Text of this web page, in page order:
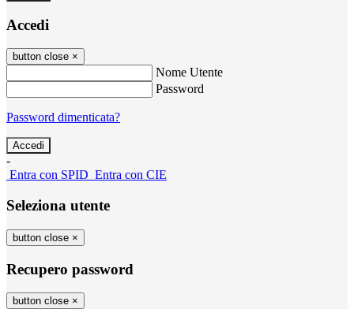
Accedi
button close ×
Nome Utente
Password
Password dimenticata?
-
Entra con SPID Entra con CIE
Seleziona utente
button close ×
Recupero password
button close ×